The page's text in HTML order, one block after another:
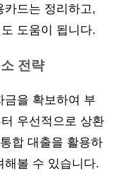
카드는 정리하고,
도움이 됩니다.
전략
금을 확보하여 부
우선적으로 상환
합 대출을 활용하
해볼 수 있습니다.